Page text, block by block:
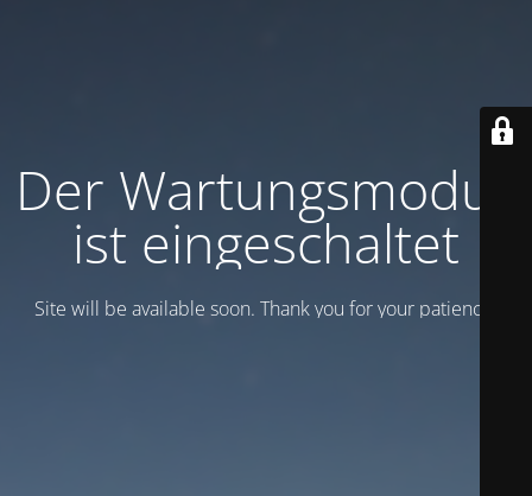
Der Wartungsmodus
ist eingeschaltet
Site will be available soon. Thank you for your patience!